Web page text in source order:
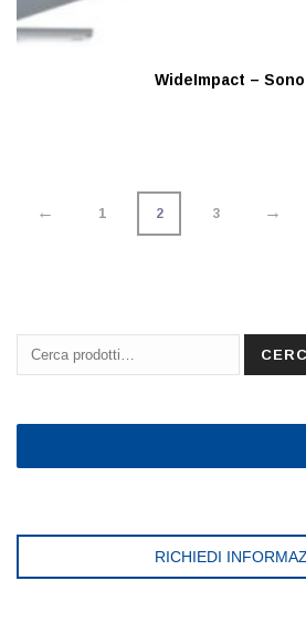
WideImpact –
← 1 2 3 →
Cerca:
RICHIEDI